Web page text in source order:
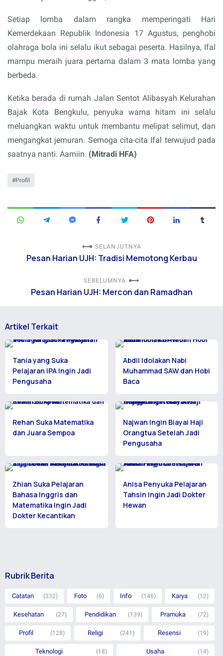
Setiap lomba dalam rangka memperingati Hari
Kemerdekaan Republik Indonesia 17 Agustus, penghobi
olahraga bola ini selalu ikut sebagai peserta. Hasilnya, Ifal
mampu meraih juara pertama dalam 3 mata lomba yang
berbeda.
Ketika berada di rumah Jalan Sentot Alibasyah Kelurahan
Bajak Kota Bengkulu, penyuka warna hitam ini selalu
meluangkan waktu untuk membantu melipat selimut, dan
mengangkat jemuran. Semoga cita-cita Ifal terwujud pada
saatnya nanti. Aamiin. (Mitradi HFA)
Profil
SELANJUTNYA
Pesan Harian UJH: Tradisi Memotong Kerbau
SEBELUMNYA
Pesan Harian UJH: Mercon dan Ramadhan
Artikel Terkait
Tania yang Suka
Pelajaran IPA Ingin Jadi
Pengusaha
Abdil Idolakan Nabi
Muhammad SAW dan Hobi
Baca
Rehan Suka Matematika
dan Juara Sempoa
Najwan Ingin Biayai Haji
Orangtua Setelah Jadi
Pengusaha
Zhian Suka Pelajaran
Bahasa Inggris dan
Matematika Ingin Jadi
Dokter Kecantikan
Anisa Penyuka Pelajaran
Tahsin Ingin Jadi Dokter
Hewan
Rubrik Berita
Catatan (332) Foto (6) Info (146) Karya (12)
Kesehatan (27) Pendidikan (139) Pramuka (72)
Profil (128) Religi (241) Resensi (19)
Teknologi (18) Usaha (14)